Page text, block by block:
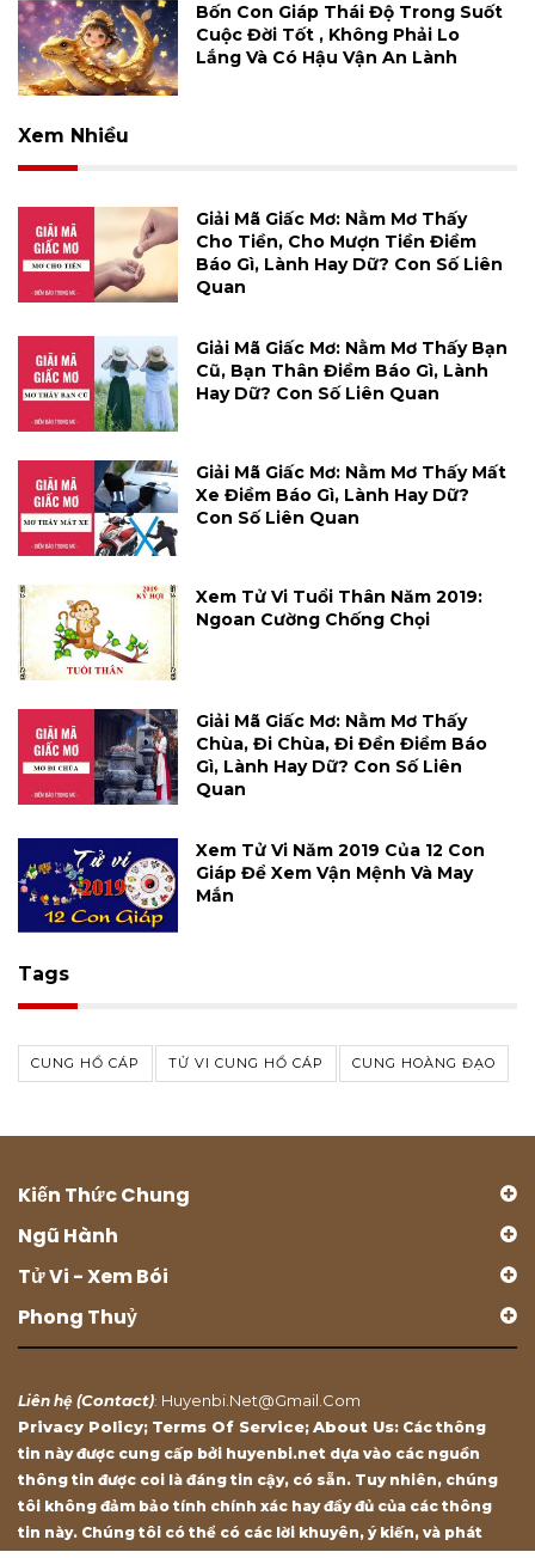
Bốn Con Giáp Thái Độ Trong Suốt
Cuộc Đời Tốt , Không Phải Lo
Lắng Và Có Hậu Vận An Lành
Xem Nhiều
Giải Mã Giấc Mơ: Nằm Mơ Thấy
Cho Tiền, Cho Mượn Tiền Điềm
Báo Gì, Lành Hay Dữ? Con Số Liên
Quan
Giải Mã Giấc Mơ: Nằm Mơ Thấy Bạn
Cũ, Bạn Thân Điềm Báo Gì, Lành
Hay Dữ? Con Số Liên Quan
Giải Mã Giấc Mơ: Nằm Mơ Thấy Mất
Xe Điềm Báo Gì, Lành Hay Dữ?
Con Số Liên Quan
Xem Tử Vi Tuổi Thân Năm 2019:
Ngoan Cường Chống Chọi
Giải Mã Giấc Mơ: Nằm Mơ Thấy
Chùa, Đi Chùa, Đi Đền Điềm Báo
Gì, Lành Hay Dữ? Con Số Liên
Quan
Xem Tử Vi Năm 2019 Của 12 Con
Giáp Để Xem Vận Mệnh Và May
Mắn
Tags
CUNG HỔ CÁP TỬ VI CUNG HỔ CÁP CUNG HOÀNG ĐẠO
Kiến Thức Chung
Ngũ Hành
Tử Vi - Xem Bói
Phong Thuỷ
Liên hệ (Contact): Huyenbi.net@gmail.com
Privacy Policy; Terms Of Service; About Us: Các thông
tin này được cung cấp bởi huyenbi.net dựa vào các nguồn
thông tin được coi là đáng tin cậy, có sẵn. Tuy nhiên, chúng
tôi không đảm bảo tính chính xác hay đầy đủ của các thông
tin này. Chúng tôi có thể có các lời khuyên, ý kiến, và phát